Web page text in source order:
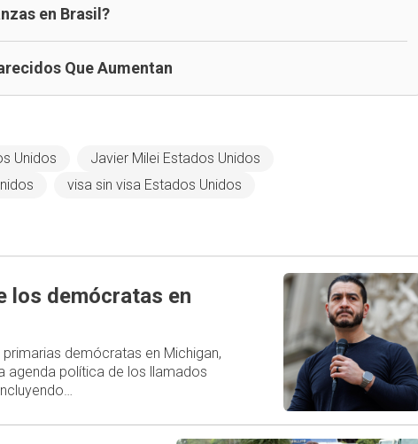
en Brasil?
Que Aumentan
Unidos
Javier Milei Estados Unidos
visa sin visa Estados Unidos
los demócratas en
demócratas en Michigan,
agenda política de los llamados